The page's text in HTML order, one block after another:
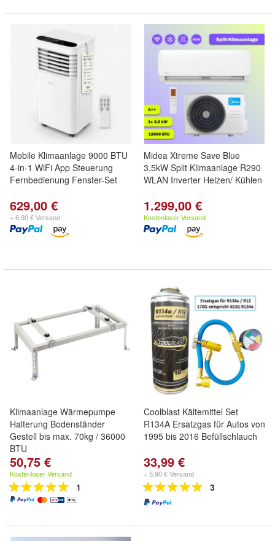
Mobile Klimaanlage 9000 BTU
4-in-1 WiFi App Steuerung
Fernbedienung Fenster-Set
629,00 €
+ 6,90 € Versand
Midea Xtreme Save Blue
3,5kW Split Klimaanlage R290
WLAN Inverter Heizen/ Kühlen
1.299,00 €
Kostenloser Versand
Klimaanlage Wärmepumpe
Halterung Bodenständer
Gestell bis max. 70kg / 36000
BTU
50,75 €
Kostenloser Versand
1
Coolblast Kältemittel Set
R134A Ersatzgas für Autos von
1995 bis 2016 Befüllschlauch
33,99 €
+ 5,90 € Versand
3